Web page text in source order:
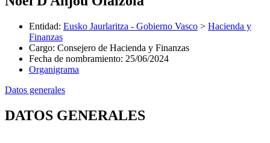
Entidad: Eusko Jaurlaritza - Gobierno Vasco > Hacienda y
Finanzas
Cargo: Consejero de Hacienda y Finanzas
Fecha de nombramiento: 25/06/2024
Organigrama
Datos generales
DATOS GENERALES